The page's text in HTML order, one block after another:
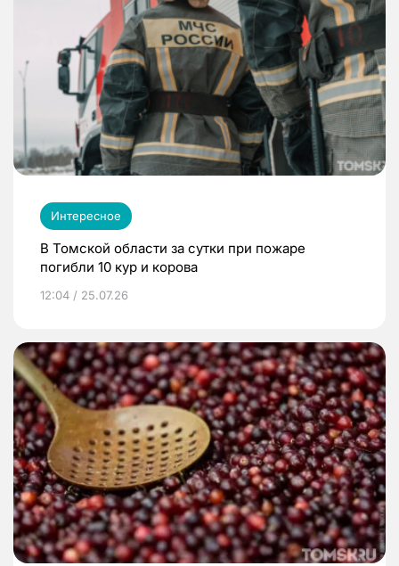
Интересное
В Томской области за сутки при пожаре
погибли 10 кур и корова
12:04 / 25.07.26